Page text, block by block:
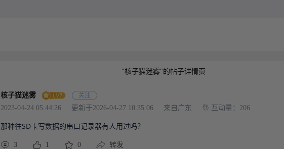
"核子猫迷雾"的帖子详情页
核子猫迷雾 关注
2023-04-24 05:44:26 更新于2026-04-27 10:35:06 来自广东 互动量：206
那种往SD卡写数据的串口记录器有人用过吗？
3 1 0 转发